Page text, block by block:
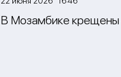
В Мозамбике